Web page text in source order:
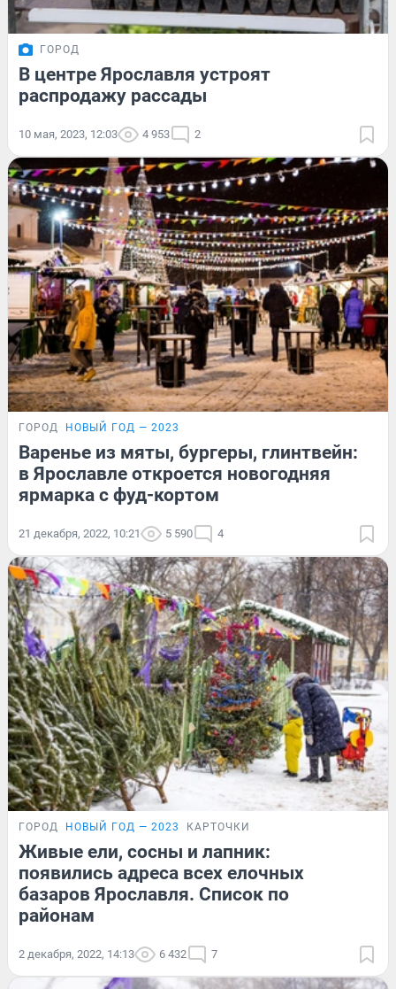
ГОРОД
В центре Ярославля устроят
распродажу рассады
10 мая, 2023, 12:03 4 953 2
ГОРОД НОВЫЙ ГОД — 2023
Варенье из мяты, бургеры, глинтвейн:
в Ярославле откроется новогодняя
ярмарка с фуд-кортом
21 декабря, 2022, 10:21 5 590 4
ГОРОД НОВЫЙ ГОД — 2023 КАРТОЧКИ
Живые ели, сосны и лапник:
появились адреса всех елочных
базаров Ярославля. Список по
районам
2 декабря, 2022, 14:13 6 432 7